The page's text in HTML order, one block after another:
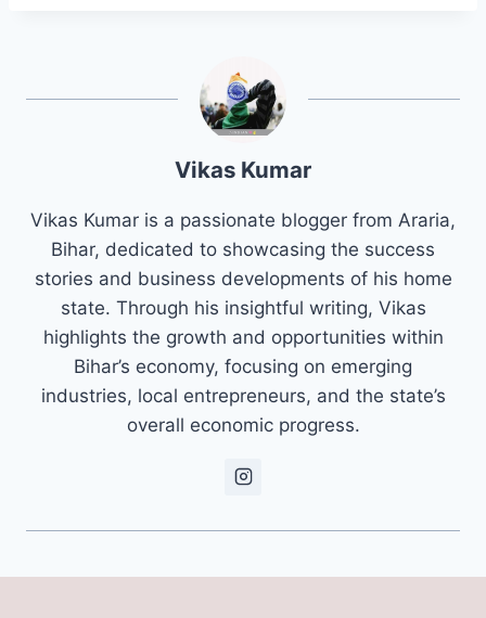
Vikas Kumar
Vikas Kumar is a passionate blogger from Araria,
Bihar, dedicated to showcasing the success
stories and business developments of his home
state. Through his insightful writing, Vikas
highlights the growth and opportunities within
Bihar’s economy, focusing on emerging
industries, local entrepreneurs, and the state’s
overall economic progress.